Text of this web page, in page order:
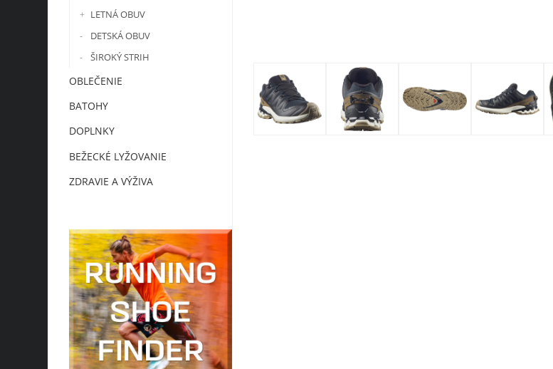
LETNÁ OBUV
DETSKÁ OBUV
ŠIROKÝ STRIH
OBLEČENIE
BATOHY
DOPLNKY
BEŽECKÉ LYŽOVANIE
ZDRAVIE A VÝŽIVA